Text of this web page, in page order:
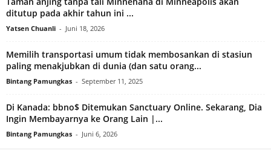
ditutup pada akhir tahun ini ...
Yatsen Chuanli - Juni 18, 2026
Memilih transportasi umum tidak membosankan di stasiun
paling menakjubkan di dunia (dan satu orang...
Bintang Pamungkas - September 11, 2025
Di Kanada: bbno$ Ditemukan Sanctuary Online. Sekarang, Dia
Ingin Membayarnya ke Orang Lain |...
Bintang Pamungkas - Juni 6, 2026